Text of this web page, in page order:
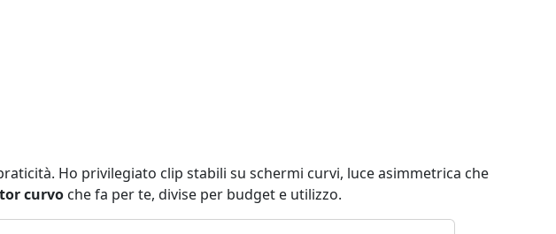
Ho privilegiato clip stabili su schermi curvi, luce asimmetrica che
curvo che fa per te, divise per budget e utilizzo.